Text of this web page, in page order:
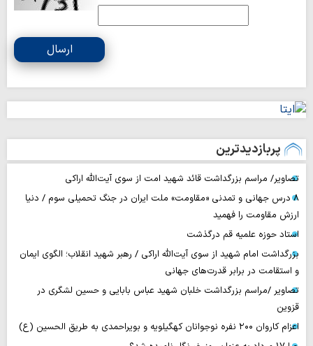
ارسال
پربازدیدترین
تصاویر/ مراسم بزرگداشت قائد شهید امت از سوی آیت‌الله اراکی
۸ درس جهانی و تمدنی «مقاومت» ملت ایران در جنگ تحمیلی سوم / دنیا
ارزش مقاومت را فهمید
استاد حوزه علمیه قم درگذشت
بزرگداشت امام شهید از سوی آیت‌الله اراکی / رهبر شهید انقلاب؛ الگوی ایمان
و استقامت در برابر قدرت‌های جهانی
تصاویر /مراسم بزرگداشت خلبان شهید عباس بابایی و حسین لشگری در
قزوین
اعزام کاروان ۲۰۰ نفره نوجوانان کهگیلویه و بویراحمدی به طریق الحسین (ع)